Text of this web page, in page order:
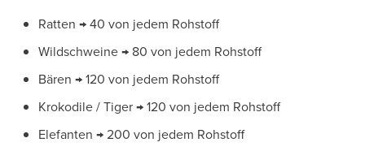
Ratten → 40 von jedem Rohstoff
Wildschweine → 80 von jedem Rohstoff
Bären → 120 von jedem Rohstoff
Krokodile / Tiger → 120 von jedem Rohstoff
Elefanten → 200 von jedem Rohstoff